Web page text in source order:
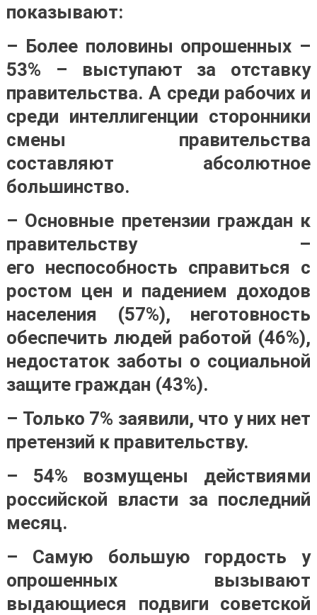
показывают:
– Более половины опрошенных –
53% – выступают за отставку
правительства. А среди рабочих и
среди интеллигенции сторонники
смены правительства
составляют абсолютное
большинство.
– Основные претензии граждан к
правительству –
его неспособность справиться с
ростом цен и падением доходов
населения (57%), неготовность
обеспечить людей работой (46%),
недостаток заботы о социальной
защите граждан (43%).
– Только 7% заявили, что у них нет
претензий к правительству.
– 54% возмущены действиями
российской власти за последний
месяц.
– Самую большую гордость у
опрошенных вызывают
выдающиеся подвиги советской